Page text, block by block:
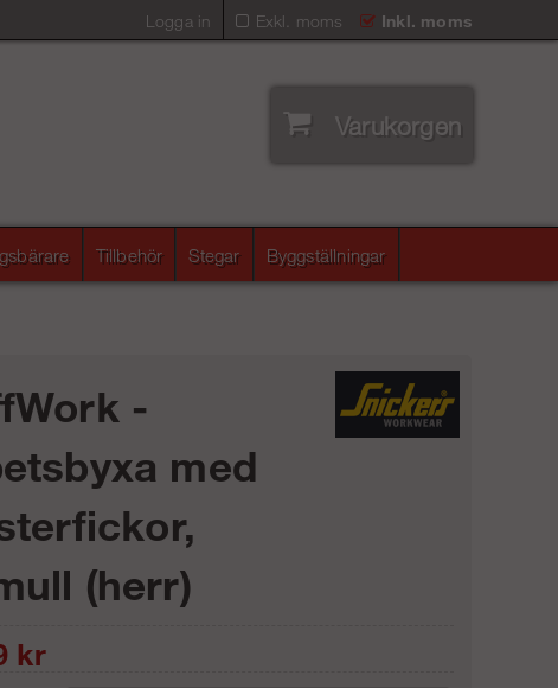
Exkl. moms Inkl. moms
Logga in
Varukorgen
Tillbehör Stegar Byggställningar
-
med
(herr)
kr